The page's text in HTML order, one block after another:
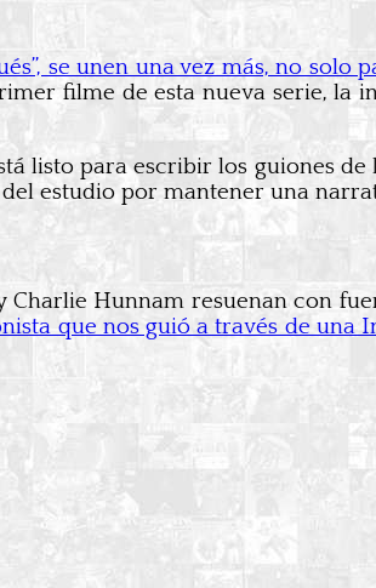
se unen una vez más, no solo
filme de esta nueva serie, la
listo para escribir los guiones
estudio por mantener una
Hunnam resuenan con
que nos guió a través de una